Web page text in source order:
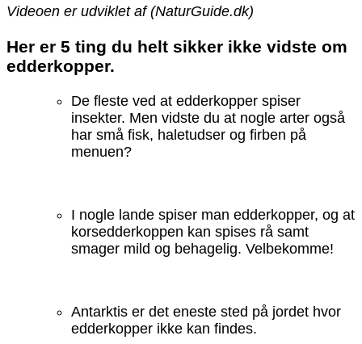
Videoen er udviklet af (NaturGuide.dk)
Her er 5 ting du helt sikker ikke vidste om
edderkopper.
De fleste ved at edderkopper spiser
insekter. Men vidste du at nogle arter også
har små fisk, haletudser og firben på
menuen?
I nogle lande spiser man edderkopper, og at
korsedderkoppen kan spises rå samt
smager mild og behagelig. Velbekomme!
Antarktis er det eneste sted på jordet hvor
edderkopper ikke kan findes.